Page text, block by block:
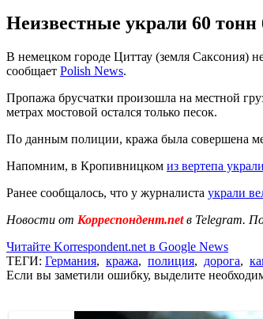
Неизвестные украли 60
В немецком городе Циттау (земля Саксония)
сообщает Polish News.
Пропажа брусчатки произошла на местной
метрах мостовой остался только песок.
По данным полиции, кража была совершена
Напомним, в Кропивницком из вертепа
Ранее сообщалось, что у журналиста украли
Новости от Корреспондент.netв Telegram.
Читайте Korrespondent.net в Google News
ТЕГИ: Германия, кража, полиция, дорога,
Если вы заметили ошибку, выделите